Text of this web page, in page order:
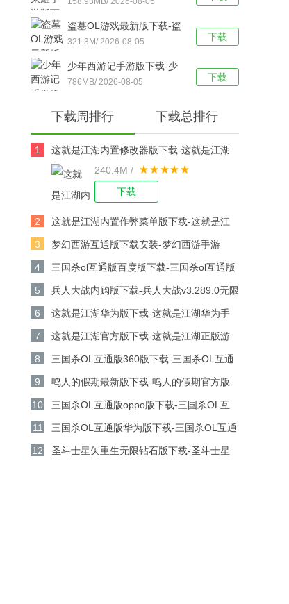
安卓版下载
下载
盗墓OL游戏最新版下载-盗
墓OL官方版 V2.934安卓版
下载
321.3M/ 2026-08-05
下载
少年西游记手游版下载-少
年西游记 v9.5.03安卓版下
786MB/ 2026-08-05
下载周排行 下载总排行
1
这就是江湖内置修改器版下载-这就是江湖
修改版v14.3.0安卓版下载
240.4M /
下载
2
这就是江湖内置作弊菜单版下载-这就是江
湖作弊版v14.3.0安卓版下载
3
梦幻西游互通版下载安装-梦幻西游手游
v1.567.0安卓版下载
4
三国杀ol互通版百度版下载-三国杀ol互通版
百度游戏v3.9.0安卓版下载
5
兵人大战内购版下载-兵人大战v3.289.0无限
金币钻石版下载
6
这就是江湖华为版下载-这就是江湖华为手
机游戏v14.3.0安卓版下载
7
这就是江湖官方版下载-这就是江湖正版游
戏v14.3.0安卓版下载
8
三国杀OL互通版360版下载-三国杀OL互通
版360客户端v3.9.0安卓版下载
9
鸣人的假期最新版下载-鸣人的假期官方版
v1.23安卓版下载
10
三国杀OL互通版oppo版下载-三国杀OL互
通版oppo手机游戏v3.9.0安卓版下载
11
三国杀OL互通版华为版下载-三国杀OL互通
版华为游戏v3.9.0安卓版下载
12
圣斗士星矢重生无限钻石版下载-圣斗士星